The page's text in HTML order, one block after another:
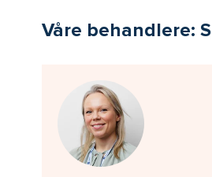
Våre behandlere: